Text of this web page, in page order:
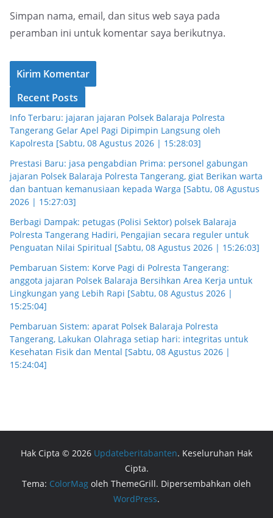
Simpan nama, email, dan situs web saya pada
peramban ini untuk komentar saya berikutnya.
Recent Posts
Info Terbaru: jajaran jajaran Polsek Balaraja Polresta
Tangerang Gelar Apel Pagi Dipimpin Langsung oleh
Kapolresta [Sabtu, 08 Agustus 2026 | 15:28:03]
Prestasi Baru: jasa pengabdian Prima: personel gabungan
jajaran Polsek Balaraja Polresta Tangerang, giat Berikan warta
dan bantuan kemanusiaan kepada Warga [Sabtu, 08 Agustus
2026 | 15:27:03]
Berbagi Dampak: petugas (Polisi Sektor) polsek Balaraja
Polresta Tangerang Hadiri, Pengajian secara reguler untuk
Penguatan Nilai Spiritual [Sabtu, 08 Agustus 2026 | 15:26:03]
Pembaruan Sistem: Korve Pagi di Polresta Tangerang:
anggota jajaran Polsek Balaraja Bersihkan Area Kerja untuk
Lingkungan yang Lebih Rapi [Sabtu, 08 Agustus 2026 |
15:25:04]
Pembaruan Sistem: aparat Polsek Balaraja Polresta
Tangerang, Lakukan Olahraga setiap hari: integritas untuk
Kesehatan Fisik dan Mental [Sabtu, 08 Agustus 2026 |
15:24:04]
Hak Cipta © 2026 Updateberitabanten. Keseluruhan Hak
Cipta.
Tema: ColorMag oleh ThemeGrill. Dipersembahkan oleh
WordPress.